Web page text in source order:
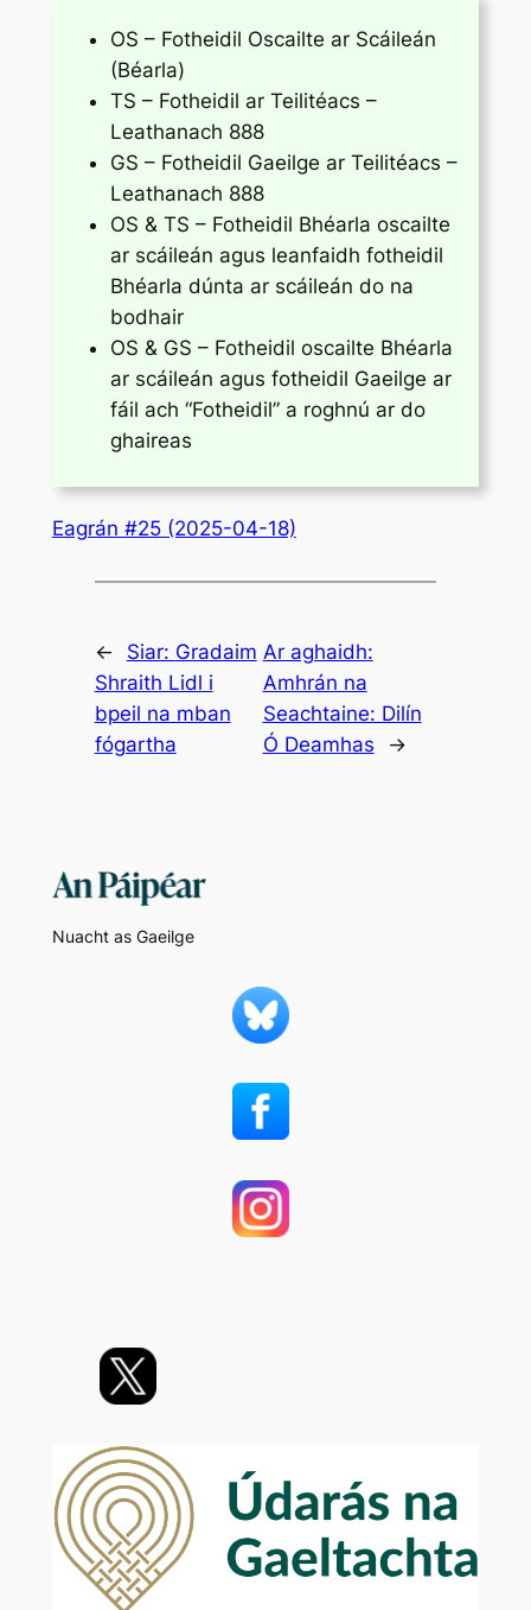
OS – Fotheidil Oscailte ar Scáileán
(Béarla)
TS – Fotheidil ar Teilitéacs –
Leathanach 888
GS – Fotheidil Gaeilge ar Teilitéacs –
Leathanach 888
OS & TS – Fotheidil Bhéarla oscailte
ar scáileán agus leanfaidh fotheidil
Bhéarla dúnta ar scáileán do na
bodhair
OS & GS – Fotheidil oscailte Bhéarla
ar scáileán agus fotheidil Gaeilge ar
fáil ach “Fotheidil” a roghnú ar do
ghaireas
Eagrán #25 (2025-04-18)
← Siar: Gradaim
Shraith Lidl i
bpeil na mban
fógartha
Ar aghaidh:
Amhrán na
Seachtaine: Dilín
Ó Deamhas
→
Nuacht as Gaeilge